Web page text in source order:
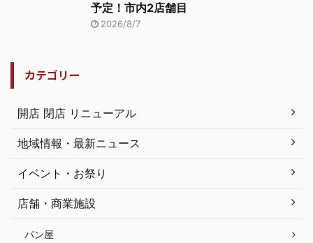
予定！市内2店舗目
2026/8/7
カテゴリー
開店 閉店 リニューアル
地域情報・最新ニュース
イベント・お祭り
店舗・商業施設
パン屋